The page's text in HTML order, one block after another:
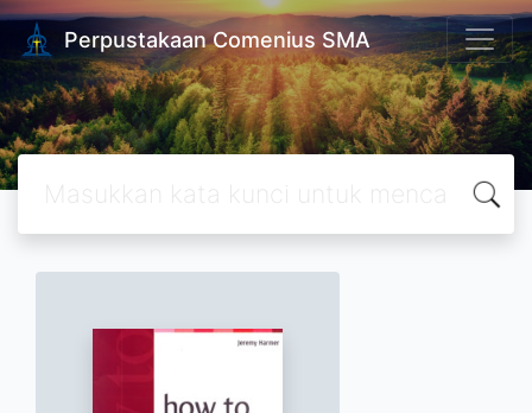
Perpustakaan Comenius SMA